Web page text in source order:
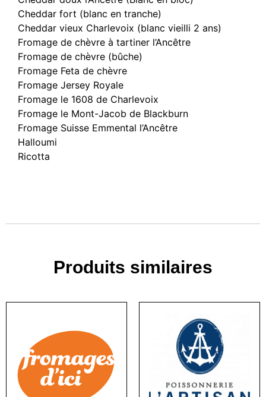
Cheddar fort (blanc en tranche)
Cheddar vieux Charlevoix (blanc vieilli 2 ans)
Fromage de chèvre à tartiner l’Ancêtre
Fromage de chèvre (bûche)
Fromage Feta de chèvre
Fromage Jersey Royale
Fromage le 1608 de Charlevoix
Fromage le Mont-Jacob de Blackburn
Fromage Suisse Emmental l’Ancêtre
Halloumi
Ricotta
Produits similaires